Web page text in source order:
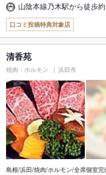
山陰本線乃木駅から徒歩
口コミ投稿特典対象店
清香苑
焼肉・ホルモン 浜田市
島根/浜田/焼肉/ホルモン/全席個室完